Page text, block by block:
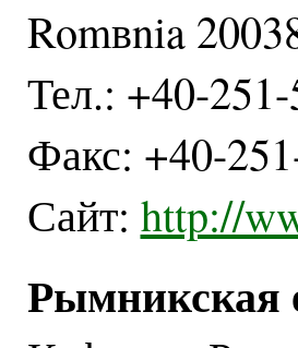
Romвnia
Тел.: +40-
Факс: +40-
Сайт: http://
Рымникская